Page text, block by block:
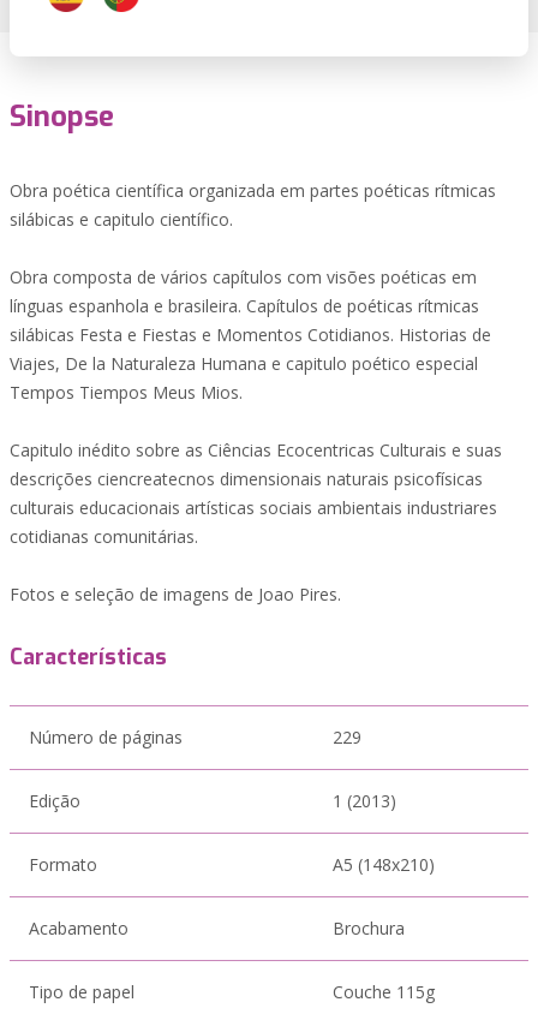
Sinopse
Obra poética científica organizada em partes poéticas rítmicas
silábicas e capitulo científico.
Obra composta de vários capítulos com visões poéticas em
línguas espanhola e brasileira. Capítulos de poéticas rítmicas
silábicas Festa e Fiestas e Momentos Cotidianos. Historias de
Viajes, De la Naturaleza Humana e capitulo poético especial
Tempos Tiempos Meus Mios.
Capitulo inédito sobre as Ciências Ecocentricas Culturais e suas
descrições ciencreatecnos dimensionais naturais psicofísicas
culturais educacionais artísticas sociais ambientais industriares
cotidianas comunitárias.
Fotos e seleção de imagens de Joao Pires.
Características
Número de páginas 229
Edição 1 (2013)
Formato A5 (148x210)
Acabamento Brochura
Tipo de papel Couche 115g